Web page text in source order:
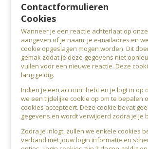
Contactformulieren
Cookies
Wanneer je een reactie achterlaat op
aangeven of je naam, je e-mailadres en
cookie opgeslagen mogen worden. Dit
gemak zodat je deze gegevens niet
vullen voor een nieuwe reactie. Deze
lang geldig.
Indien je een account hebt en je logt in op
we een tijdelijke cookie op om te bepalen
cookies accepteert. Deze cookie bevat
gegevens en wordt verwijderd zodra je je
Zodra je inlogt, zullen we enkele cookies
verband met jouw login informatie en